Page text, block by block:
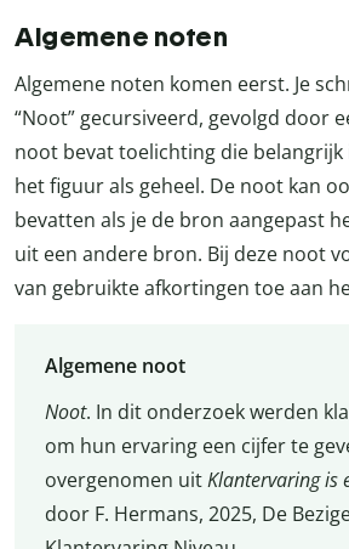
Algemene noten
Algemene noten komen eerst. Je
“Noot” gecursiveerd, gevolgd door
noot bevat toelichting die
het figuur als geheel. De noot kan
bevatten als je de bron aangepast
uit een andere bron. Bij deze noot
van gebruikte afkortingen toe aan
Algemene noot
Noot. In dit onderzoek werden
om hun ervaring een cijfer te
overgenomen uitKlantervaring is
door F. Hermans, 2025, De